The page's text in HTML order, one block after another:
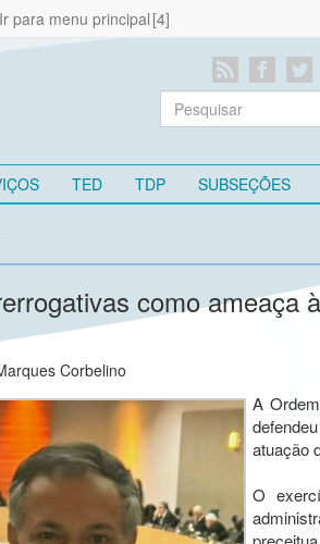
Ir para menu principal
TED TDP SUBSEÇÕES
como ameaça
Corbelino
A
atuação
O